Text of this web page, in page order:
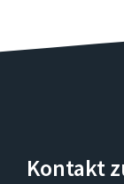
Kontakt